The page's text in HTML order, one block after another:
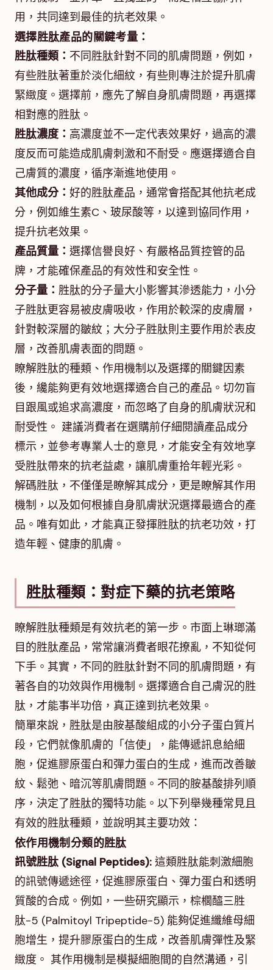
用，共同達到最佳的抗老效果。
選擇胜肽產品的關鍵考量：
胜肽種類： 不同胜肽針對不同的肌膚問題，例如，
有些胜肽著重於淡化細紋，有些則專注於提升肌膚
緊緻度。選擇前，應先了解自身肌膚問題，再選擇
相對應的胜肽。
胜肽濃度： 高濃度並不一定代表效果好，過高的濃
度反而可能造成肌膚刺激和不耐受。應選擇適合自
己膚質的濃度，循序漸進地使用。
其他成分： 好的胜肽產品，通常會搭配其他抗老成
分，例如維生素C、玻尿酸等，以達到協同作用，
提升抗老效果。
產品質量： 選擇信譽良好、有嚴格品質控管的品
牌，才能確保產品的有效性和安全性。
分子量： 胜肽的分子量大小影響其滲透能力，小分
子胜肽更容易被皮膚吸收，作用於較深的皮膚層，
針對較深層的皺紋；大分子胜肽則主要作用於表皮
層，改善肌膚表面的問題。
瞭解胜肽的種類、作用機制以及選擇的關鍵因素
後，纔能夠更有效地選擇適合自己的產品。切勿盲
目跟風或追求高濃度，而忽略了自身的肌膚狀況和
耐受性。 建議消費者在選購前仔細閱讀產品成分
標示，並參考專業人士的意見，才能安全有效地享
受胜肽帶來的抗老益處，讓肌膚重拾年輕光彩。
解碼胜肽，不僅僅是瞭解其成分，更是瞭解其作用
機制，以及如何根據自身肌膚狀況選擇最適合的產
品。唯有如此，才能真正發揮胜肽的抗老功效，打
造年輕、健康的肌膚。
胜肽種類：對症下藥的抗老策略
瞭解胜肽種類是有效抗老的第一步。市面上琳瑯滿
目的胜肽產品，常常讓消費者眼花撩亂，不知從何
下手。其實，不同的胜肽針對不同的肌膚問題，有
著各自的功效與作用機制。選擇適合自己膚況的胜
肽，才能事半功倍，真正達到抗老效果。
簡單來說，胜肽是由胺基酸組成的小分子蛋白質片
段，它們就像肌膚的「信使」，能傳遞訊息給細
胞，促進膠原蛋白和彈力蛋白的生成，進而改善皺
紋、鬆弛、暗沉等肌膚問題。不同的胺基酸排列順
序，決定了胜肽的獨特功能。以下列舉幾種常見且
有效的胜肽種類，並說明其主要功效：
依作用機制分類的胜肽
訊號胜肽 (Signal Peptides): 這類胜肽能刺激細胞
的訊號傳遞途徑，促進膠原蛋白、彈力蛋白和透明
質酸的合成。例如，一些研究顯示，棕櫚醯三胜
肽-5 (Palmitoyl Tripeptide-5) 能夠促進纖維母細
胞增生，提升膠原蛋白的生成，改善肌膚彈性及緊
緻度。 其作用機制是模擬細胞間的自然溝通，引